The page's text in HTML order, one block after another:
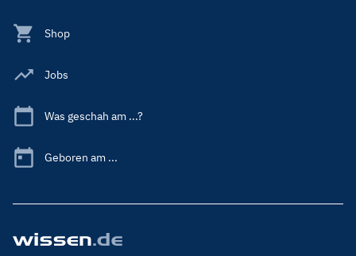
Shop
Jobs
Was geschah am ...?
Geboren am ...